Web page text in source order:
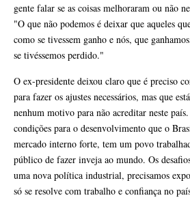
gente falar se as coisas melhoraram ou não
"O que não podemos é deixar que aqueles
como se tivessem ganho e nós, que
se tivéssemos perdido."
O ex-presidente deixou claro que é preciso
para fazer os ajustes necessários, mas que
nenhum motivo para não acreditar neste
condições para o desenvolvimento que o
mercado interno forte, tem um povo
público de fazer inveja ao mundo. Os
uma nova política industrial, precisamos
só se resolve com trabalho e confiança no